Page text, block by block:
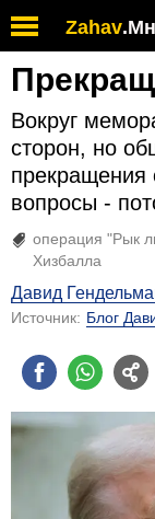
Zahav.
Вокруг
сторон, но
прекращения
вопросы -
операция "Рык
Хизбалла
Давид
Источник: Блог